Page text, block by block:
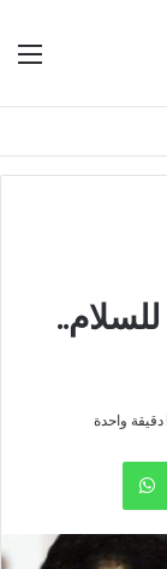
دقيقة واحدة
واتساب